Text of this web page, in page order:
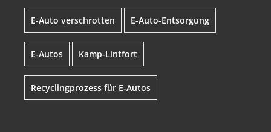
E-Auto verschrotten E-Auto-Entsorgung
E-Autos Kamp-Lintfort
Recyclingprozess für E-Autos